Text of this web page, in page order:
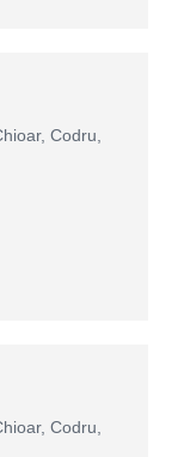
Codru,
Codru,